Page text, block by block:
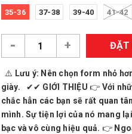
35-36 37-38 39-40 41-42
- + ĐẶT
⚠️ Lưu ý: Nên chọn form nhỏ
giày. ✔✔ GIỚI THIỆU 👉 Với
chắc hẳn các bạn sẽ rất quan
mình. Sự tiện lợi của nó mang
bạc và vô cùng hiệu quả. 👉